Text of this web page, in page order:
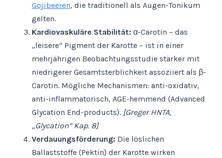
Gojibeeren, die traditionell als Augen-Tonikum
gelten.
Kardiovaskuläre Stabilität: α-Carotin – das
„leisere“ Pigment der Karotte – ist in einer
mehrjährigen Beobachtungsstudie stärker mit
niedrigerer Gesamtsterblichkeit assoziiert als β-
Carotin. Mögliche Mechanismen: anti-oxidativ,
anti-inflammatorisch, AGE-hemmend (Advanced
Glycation End-products). [Greger HNTA,
„Glycation“ Kap. 8]
Verdauungsförderung: Die löslichen
Ballaststoffe (Pektin) der Karotte wirken